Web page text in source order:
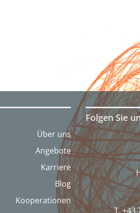
Über uns
Angebote
Karriere
Blog
Kooperationen
Folgen Sie
T. +43